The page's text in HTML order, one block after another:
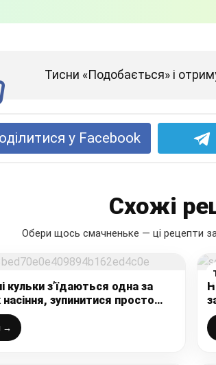
Тисни «Подобається» і
у Facebook
Схожі
Обери щось смачненьке — ці рецепти
кульки з’їдаються одна за
зупинитися просто
а готуються не складно.
цей рецепт1
→